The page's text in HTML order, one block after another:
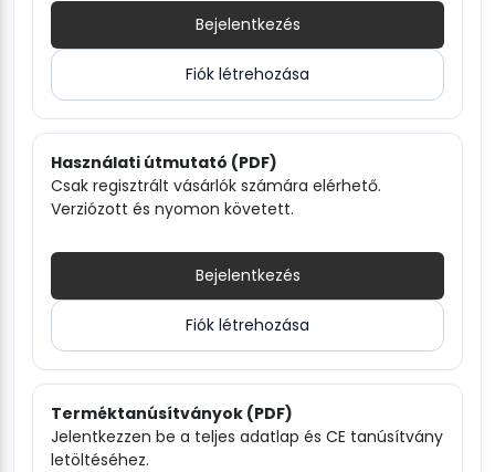
Bejelentkezés
Fiók létrehozása
Használati útmutató (PDF)
Csak regisztrált vásárlók számára elérhető.
Verziózott és nyomon követett.
Bejelentkezés
Fiók létrehozása
Terméktanúsítványok (PDF)
Jelentkezzen be a teljes adatlap és CE tanúsítvány
letöltéséhez.